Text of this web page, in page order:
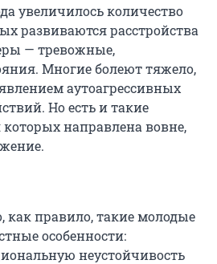
увеличилось количество
развиваются расстройства
— тревожные,
Многие болеют тяжело,
аутоагрессивных
Но есть и такие
направлена вовне,
как правило, такие молодые
особенности:
неустойчивость